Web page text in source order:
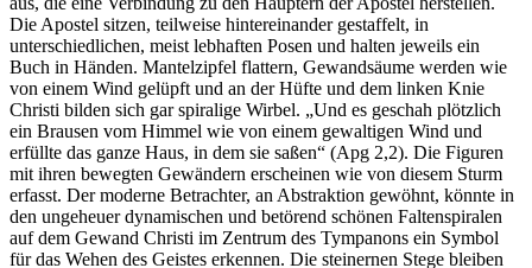
Die Apostel sitzen, teilweise hintereinander gestaffelt, in
unterschiedlichen, meist lebhaften Posen und halten jeweils ein
Buch in Händen. Mantelzipfel flattern, Gewandsäume werden wie
von einem Wind gelüpft und an der Hüfte und dem linken Knie
Christi bilden sich gar spiralige Wirbel. „Und es geschah plötzlich
ein Brausen vom Himmel wie von einem gewaltigen Wind und
erfüllte das ganze Haus, in dem sie saßen“ (Apg 2,2). Die Figuren
mit ihren bewegten Gewändern erscheinen wie von diesem Sturm
erfasst. Der moderne Betrachter, an Abstraktion gewöhnt, könnte in
den ungeheuer dynamischen und betörend schönen Faltenspiralen
auf dem Gewand Christi im Zentrum des Tympanons ein Symbol
für das Wehen des Geistes erkennen. Die steinernen Stege bleiben